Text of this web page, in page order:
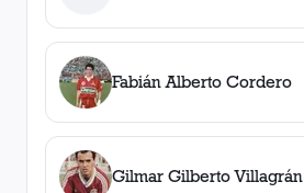
Fabián Alberto Cordero
Gilmar Gilberto Villagrán